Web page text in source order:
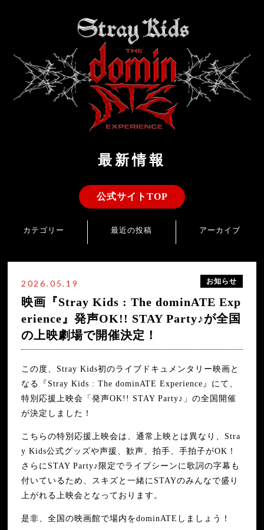
最新情報
公式サイトTOP
カテゴリー 最近の投稿
nce』アンコールスペシャル応援上映会
全国の映画館にてラッキードローイベント開催が決定！
映画『Stray Kids : The dominATE Experience』発声OK!! STAY P
arty♪が全国の上映劇場で開催決定！
Stray Kids「MOUNTAINS」ライブパフォーマンス 冒頭シーンが解
アーカイブ
2026年4月
2026年3月
2026.05.19 お知らせ
映画『Stray Kids : The dominATE Exp
erience』発声OK!! STAY Party♪が全国
の上映劇場で開催決定！
この度、Stray Kids初のライブドキュメンタリー映画と
なる『Stray Kids : The dominATE Experience』にて、
特別応援上映会「発声OK!! STAY Party♪」の全国開催
が決定しました！
こちらの特別応援上映会は、通常上映とは異なり、Stra
y Kids公式グッズや声援、歓声、拍手、手拍子がOK！
さらにSTAY Party♪限定でライブシーンに歌詞の字幕も
付いているため、スキズと一緒にSTAYのみんなで盛り
上がれる上映会となっております。
是非、全国の映画館で場内をdominATEしましょう！